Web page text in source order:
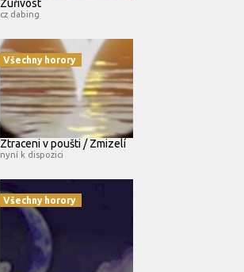
Zuřivost
cz dabing
Všechny horory
Ztraceni v poušti / Zmizelí
nyní k dispozici
Všechny horory